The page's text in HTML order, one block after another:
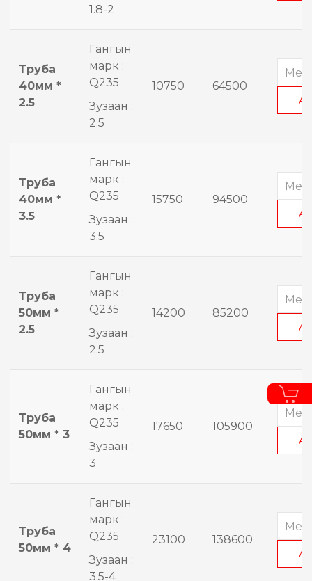
1.8-2
Труба
40мм *
2.5
Гангын
марк :
Q235
Зузаан :
2.5
10750 64500
Труба
40мм *
3.5
Гангын
марк :
Q235
Зузаан :
3.5
15750 94500
Труба
50мм *
2.5
Гангын
марк :
Q235
Зузаан :
2.5
14200 85200
Труба
50мм * 3
Гангын
марк :
Q235
Зузаан :
3
17650 105900
Труба
50мм * 4
Гангын
марк :
Q235
Зузаан :
3.5-4
23100 138600